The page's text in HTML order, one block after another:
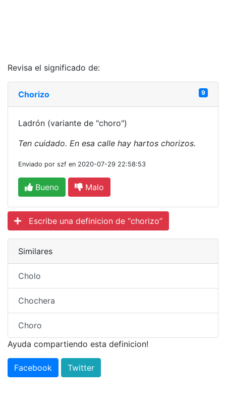
Revisa el significado de:
Chorizo 9
Ladrón (variante de "choro")
Ten cuidado. En esa calle hay hartos chorizos.
Enviado por szf en 2020-07-29 22:58:53
Bueno Malo
Escribe una definicion de “chorizo”
Similares
Cholo
Chochera
Choro
Ayuda compartiendo esta definicion!
Facebook Twitter